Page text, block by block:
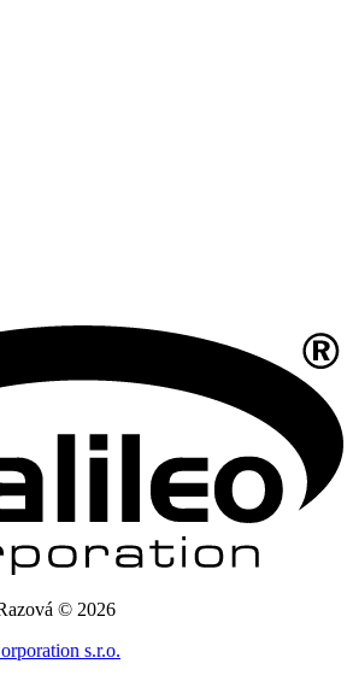
© 2026
s.r.o.